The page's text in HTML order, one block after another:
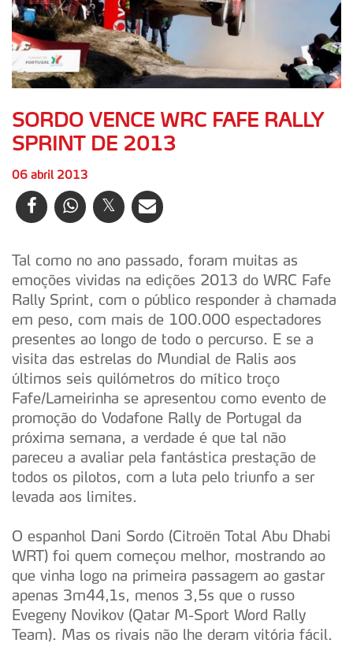
SORDO VENCE WRC FAFE RALLY
SPRINT DE 2013
06 abril 2013
Tal como no ano passado, foram muitas as
emoções vividas na edições 2013 do WRC Fafe
Rally Sprint, com o público responder à chamada
em peso, com mais de 100.000 espectadores
presentes ao longo de todo o percurso. E se a
visita das estrelas do Mundial de Ralis aos
últimos seis quilómetros do mítico troço
Fafe/Lameirinha se apresentou como evento de
promoção do Vodafone Rally de Portugal da
próxima semana, a verdade é que tal não
pareceu a avaliar pela fantástica prestação de
todos os pilotos, com a luta pelo triunfo a ser
levada aos limites.
O espanhol Dani Sordo (Citroën Total Abu Dhabi
WRT) foi quem começou melhor, mostrando ao
que vinha logo na primeira passagem ao gastar
apenas 3m44,1s, menos 3,5s que o russo
Evegeny Novikov (Qatar M-Sport Word Rally
Team). Mas os rivais não lhe deram vitória fácil.